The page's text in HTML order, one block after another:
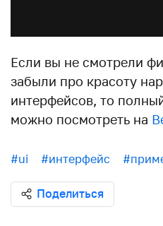
Если вы не смотрели
забыли про красоту
интерфейсов, то
можно посмотреть на
#ui #интерфейс
Поделиться